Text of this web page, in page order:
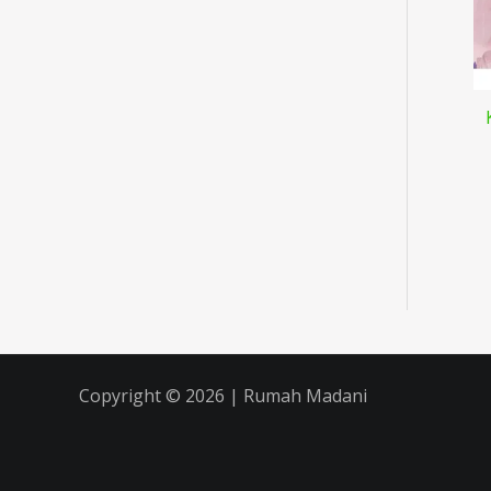
Copyright © 2026 | Rumah Madani